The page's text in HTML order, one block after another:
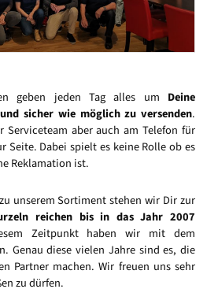
geben jeden Tag alles um Deine
sicher wie möglich zu versenden.
Serviceteam aber auch am Telefon für
Seite. Dabei spielt es keine Rolle ob es
Reklamation ist.
unserem Sortiment stehen wir Dir zur
reichen bis in das Jahr 2007
Zeitpunkt haben wir mit dem
Genau diese vielen Jahre sind es, die
Partner machen. Wir freuen uns sehr
zu dürfen.